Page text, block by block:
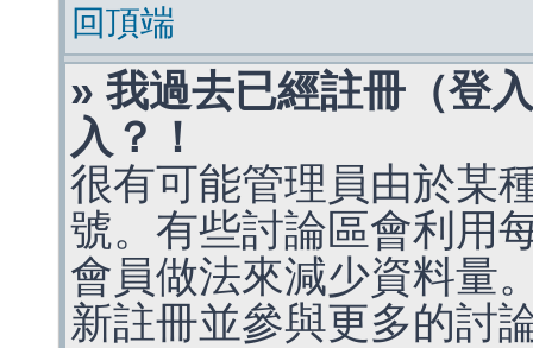
回頂端
» 我過去已經註冊（登
入？！
很有可能管理員由於某
號。有些討論區會利用
會員做法來減少資料量
新註冊並參與更多的討